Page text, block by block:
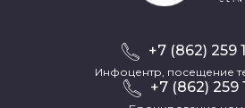
+7 (862) 259
Инфоцентр, посещение
+7 (862) 259